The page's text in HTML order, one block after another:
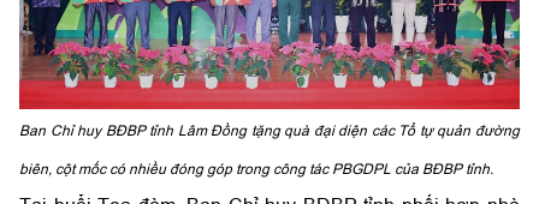
Ban Chỉ huy BĐBP tỉnh Lâm Đồng tặng quà đại diện các Tổ tự quản đường
biên, cột mốc có nhiều đóng góp trong công tác PBGDPL của BĐBP tỉnh.